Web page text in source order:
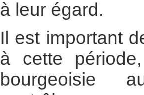
à leur égard.
Il est important
à cette
bourgeoisie